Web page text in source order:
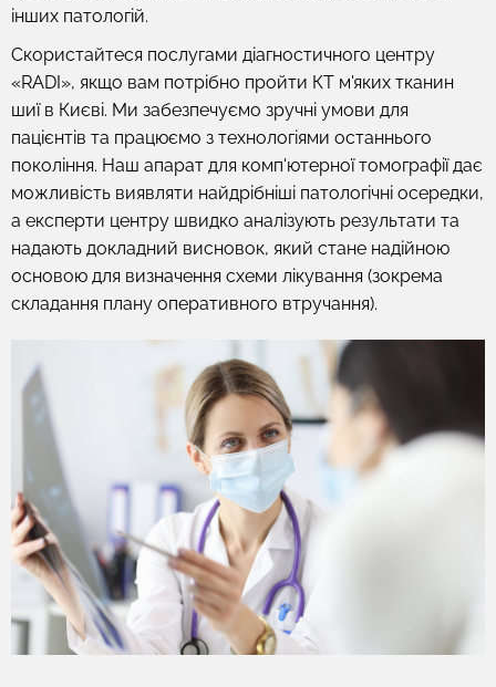
інших патологій.
Скористайтеся послугами діагностичного центру
«RADI», якщо вам потрібно пройти КТ м'яких тканин
шиї в Києві. Ми забезпечуємо зручні умови для
пацієнтів та працюємо з технологіями останнього
покоління. Наш апарат для комп'ютерної томографії дає
можливість виявляти найдрібніші патологічні осередки,
а експерти центру швидко аналізують результати та
надають докладний висновок, який стане надійною
основою для визначення схеми лікування (зокрема
складання плану оперативного втручання).